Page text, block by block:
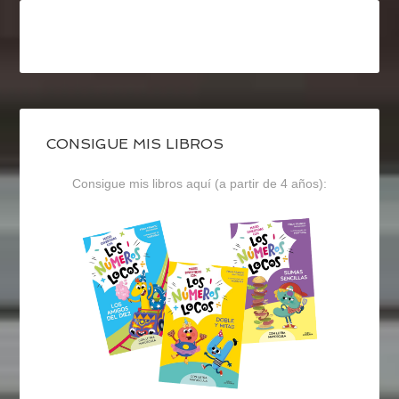
CONSIGUE MIS LIBROS
Consigue mis libros aquí (a partir de 4 años):